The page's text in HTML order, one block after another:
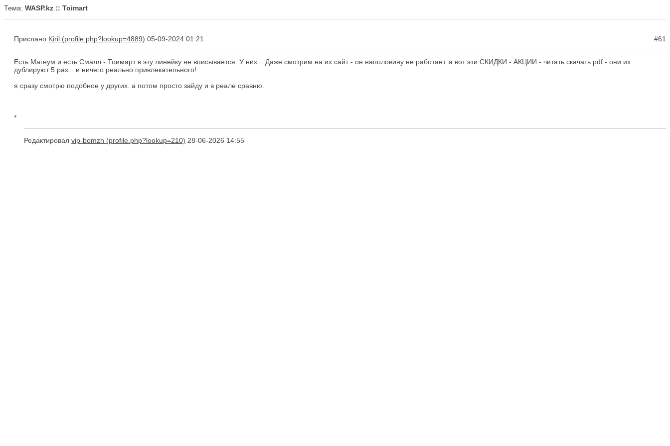
Тема: WASP.kz :: Toimart
Прислано Kiril 05-09-2024 01:21 #61
Есть Магнум и есть Смалл - Тоимарт в эту линейку не вписывается. У них... Даже смотрим на их сайт - он наполовину не работает. а вот эти СКИДКИ - АКЦИИ - читать скачать pdf - они их
дублируют 5 раз... и ничего реально привлекательного!
я сразу смотрю подобное у других. а потом просто зайду и в реале сравню.
*
Редактировал vip-bomzh 28-06-2026 14:55